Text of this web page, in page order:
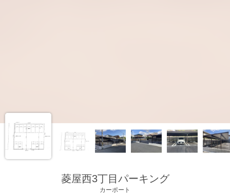
菱屋西3丁目パーキング
カーポート